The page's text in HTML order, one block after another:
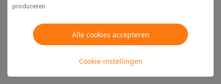
produceren.
Alle cookies accepteren
Cookie-instellingen